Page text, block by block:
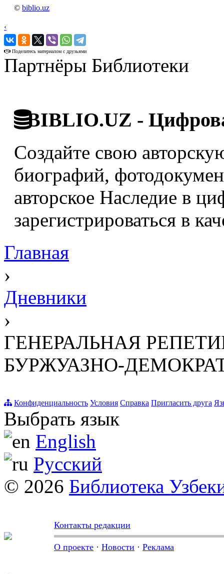
© biblio.uz
‹
›
Поделитесь материалом с друзьями
Партнёры Библиотеки
BIBLIO.UZ -
Создайте свою
биографий,
авторское Наследие в
зарегистрироваться в
Главная
›
Дневники
›
ГЕНЕРАЛЬНАЯ
БУРЖУАЗНО-
Конфиденциальность Условия Справка Пригласить друга
Выбрать язык
English
Русский
© 2026 Библиотека
Контакты редакции
О проекте · Новости · Реклама